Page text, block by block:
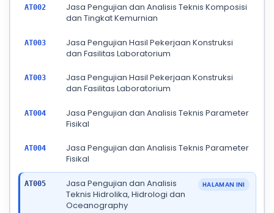
AT002
Jasa Pengujian dan Analisis Teknis Komposisi
dan Tingkat Kemurnian
AT003
Jasa Pengujian Hasil Pekerjaan Konstruksi
dan Fasilitas Laboratorium
AT003
Jasa Pengujian Hasil Pekerjaan Konstruksi
dan Fasilitas Laboratorium
AT004
Jasa Pengujian dan Analisis Teknis Parameter
Fisikal
AT004
Jasa Pengujian dan Analisis Teknis Parameter
Fisikal
AT005
Jasa Pengujian dan Analisis
Teknis Hidrolika, Hidrologi dan
Oceanography
HALAMAN INI